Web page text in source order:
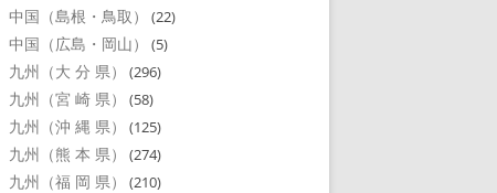
中国（島根・鳥取） (22)
中国（広島・岡山） (5)
九州（大 分 県） (296)
九州（宮 崎 県） (58)
九州（沖 縄 県） (125)
九州（熊 本 県） (274)
九州（福 岡 県） (210)